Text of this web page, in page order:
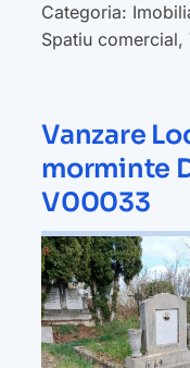
Categoria:
Spatiu comercial,
Vanzare
morminte
V00033